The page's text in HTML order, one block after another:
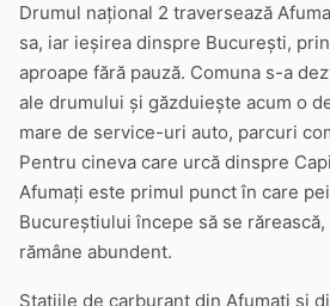
Drumul național 2 traversează
sa, iar ieșirea dinspre București,
aproape fără pauză. Comuna s-a
ale drumului și găzduiește acum o
mare de service-uri auto, parcuri
Pentru cineva care urcă dinspre
Afumați este primul punct în care
Bucureștiului începe să se
rămâne abundent.
Stațiile de carburant din Afumați și